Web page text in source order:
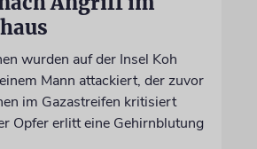
wurden auf der Insel Koh
Mann attackiert, der zuvor
im Gazastreifen kritisiert
Opfer erlitt eine Gehirnblutung